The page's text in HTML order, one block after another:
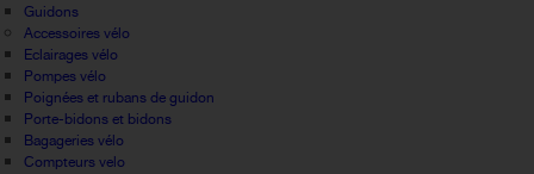
Guidons
Accessoires vélo
Eclairages vélo
Pompes vélo
Poignées et rubans de guidon
Porte-bidons et bidons
Bagageries vélo
Compteurs velo